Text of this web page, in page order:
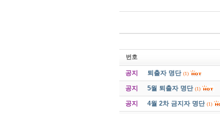
번호
공지 퇴출자 명단 (1)
공지 5월 퇴출자 명단 (1)
공지 4월 2차 금지자 명단 (1)